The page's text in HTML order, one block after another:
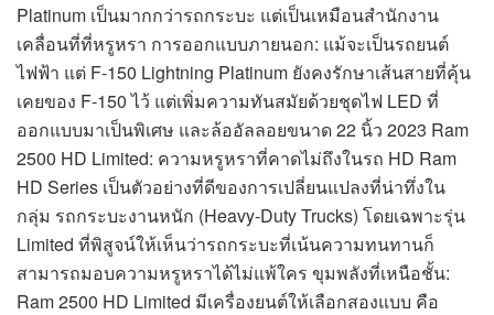
Platinum เป็นมากกว่ารถกระบะ แต่เป็นเหมือนสำนักงาน
เคลื่อนที่ที่หรูหรา การออกแบบภายนอก: แม้จะเป็นรถยนต์
ไฟฟ้า แต่ F-150 Lightning Platinum ยังคงรักษาเส้นสายที่คุ้น
เคยของ F-150 ไว้ แต่เพิ่มความทันสมัยด้วยชุดไฟ LED ที่
ออกแบบมาเป็นพิเศษ และล้ออัลลอยขนาด 22 นิ้ว 2023 Ram
2500 HD Limited: ความหรูหราที่คาดไม่ถึงในรถ HD Ram
HD Series เป็นตัวอย่างที่ดีของการเปลี่ยนแปลงที่น่าทึ่งใน
กลุ่ม รถกระบะงานหนัก (Heavy-Duty Trucks) โดยเฉพาะรุ่น
Limited ที่พิสูจน์ให้เห็นว่ารถกระบะที่เน้นความทนทานก็
สามารถมอบความหรูหราได้ไม่แพ้ใคร ขุมพลังที่เหนือชั้น:
Ram 2500 HD Limited มีเครื่องยนต์ให้เลือกสองแบบ คือ